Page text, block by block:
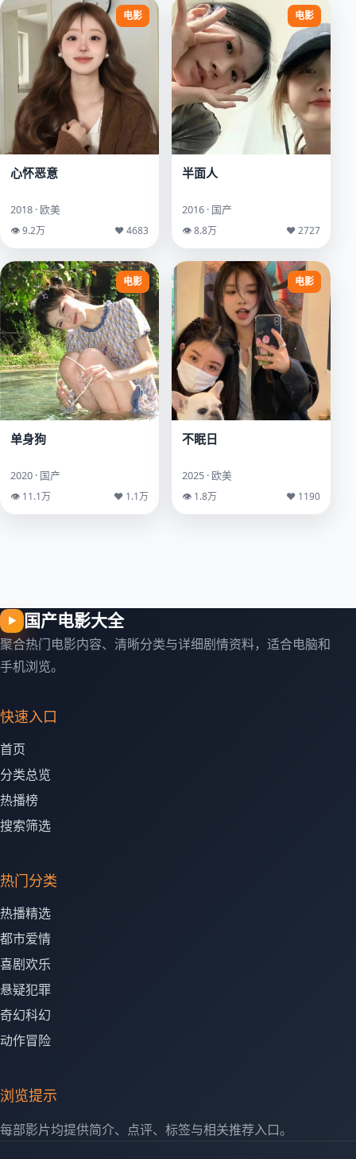
电影
心怀恶意
2018 · 欧美
👁 9.2万 ♥ 4683
电影
半面人
2016 · 国产
👁 8.8万 ♥ 2727
电影
单身狗
2020 · 国产
👁 11.1万 ♥ 1.1万
电影
不眠日
2025 · 欧美
👁 1.8万 ♥ 1190
▶ 国产电影大全
聚合热门电影内容、清晰分类与详细剧情资料，适合电脑和
手机浏览。
快速入口
首页
分类总览
热播榜
搜索筛选
热门分类
热播精选
都市爱情
喜剧欢乐
悬疑犯罪
奇幻科幻
动作冒险
浏览提示
每部影片均提供简介、点评、标签与相关推荐入口。